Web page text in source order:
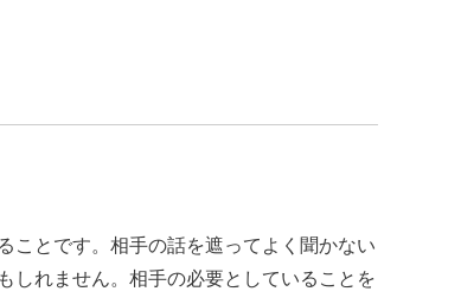
ことです。相手の話を遮ってよく聞かない
しれません。相手の必要としていることを